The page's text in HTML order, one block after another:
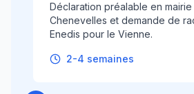
Déclaration préalable en
Chenevelles et demande de
Enedis pour le Vienne.
2-4 semaines